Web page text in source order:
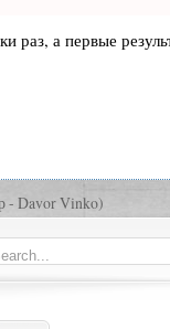
раз, а первые
- Davor Vinko)